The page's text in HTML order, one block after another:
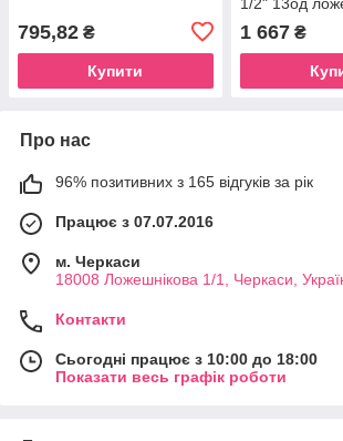
795,82 ₴
Купити
1 667₴
Про нас
96% позитивних з 165 відгуків за рік
Працює з 07.07.2016
м. Черкаси
18008 Ложешнікова 1/1, Черкаси,
Контакти
Сьогодні працює з 10:00 до 18:00
Показати весь графік роботи